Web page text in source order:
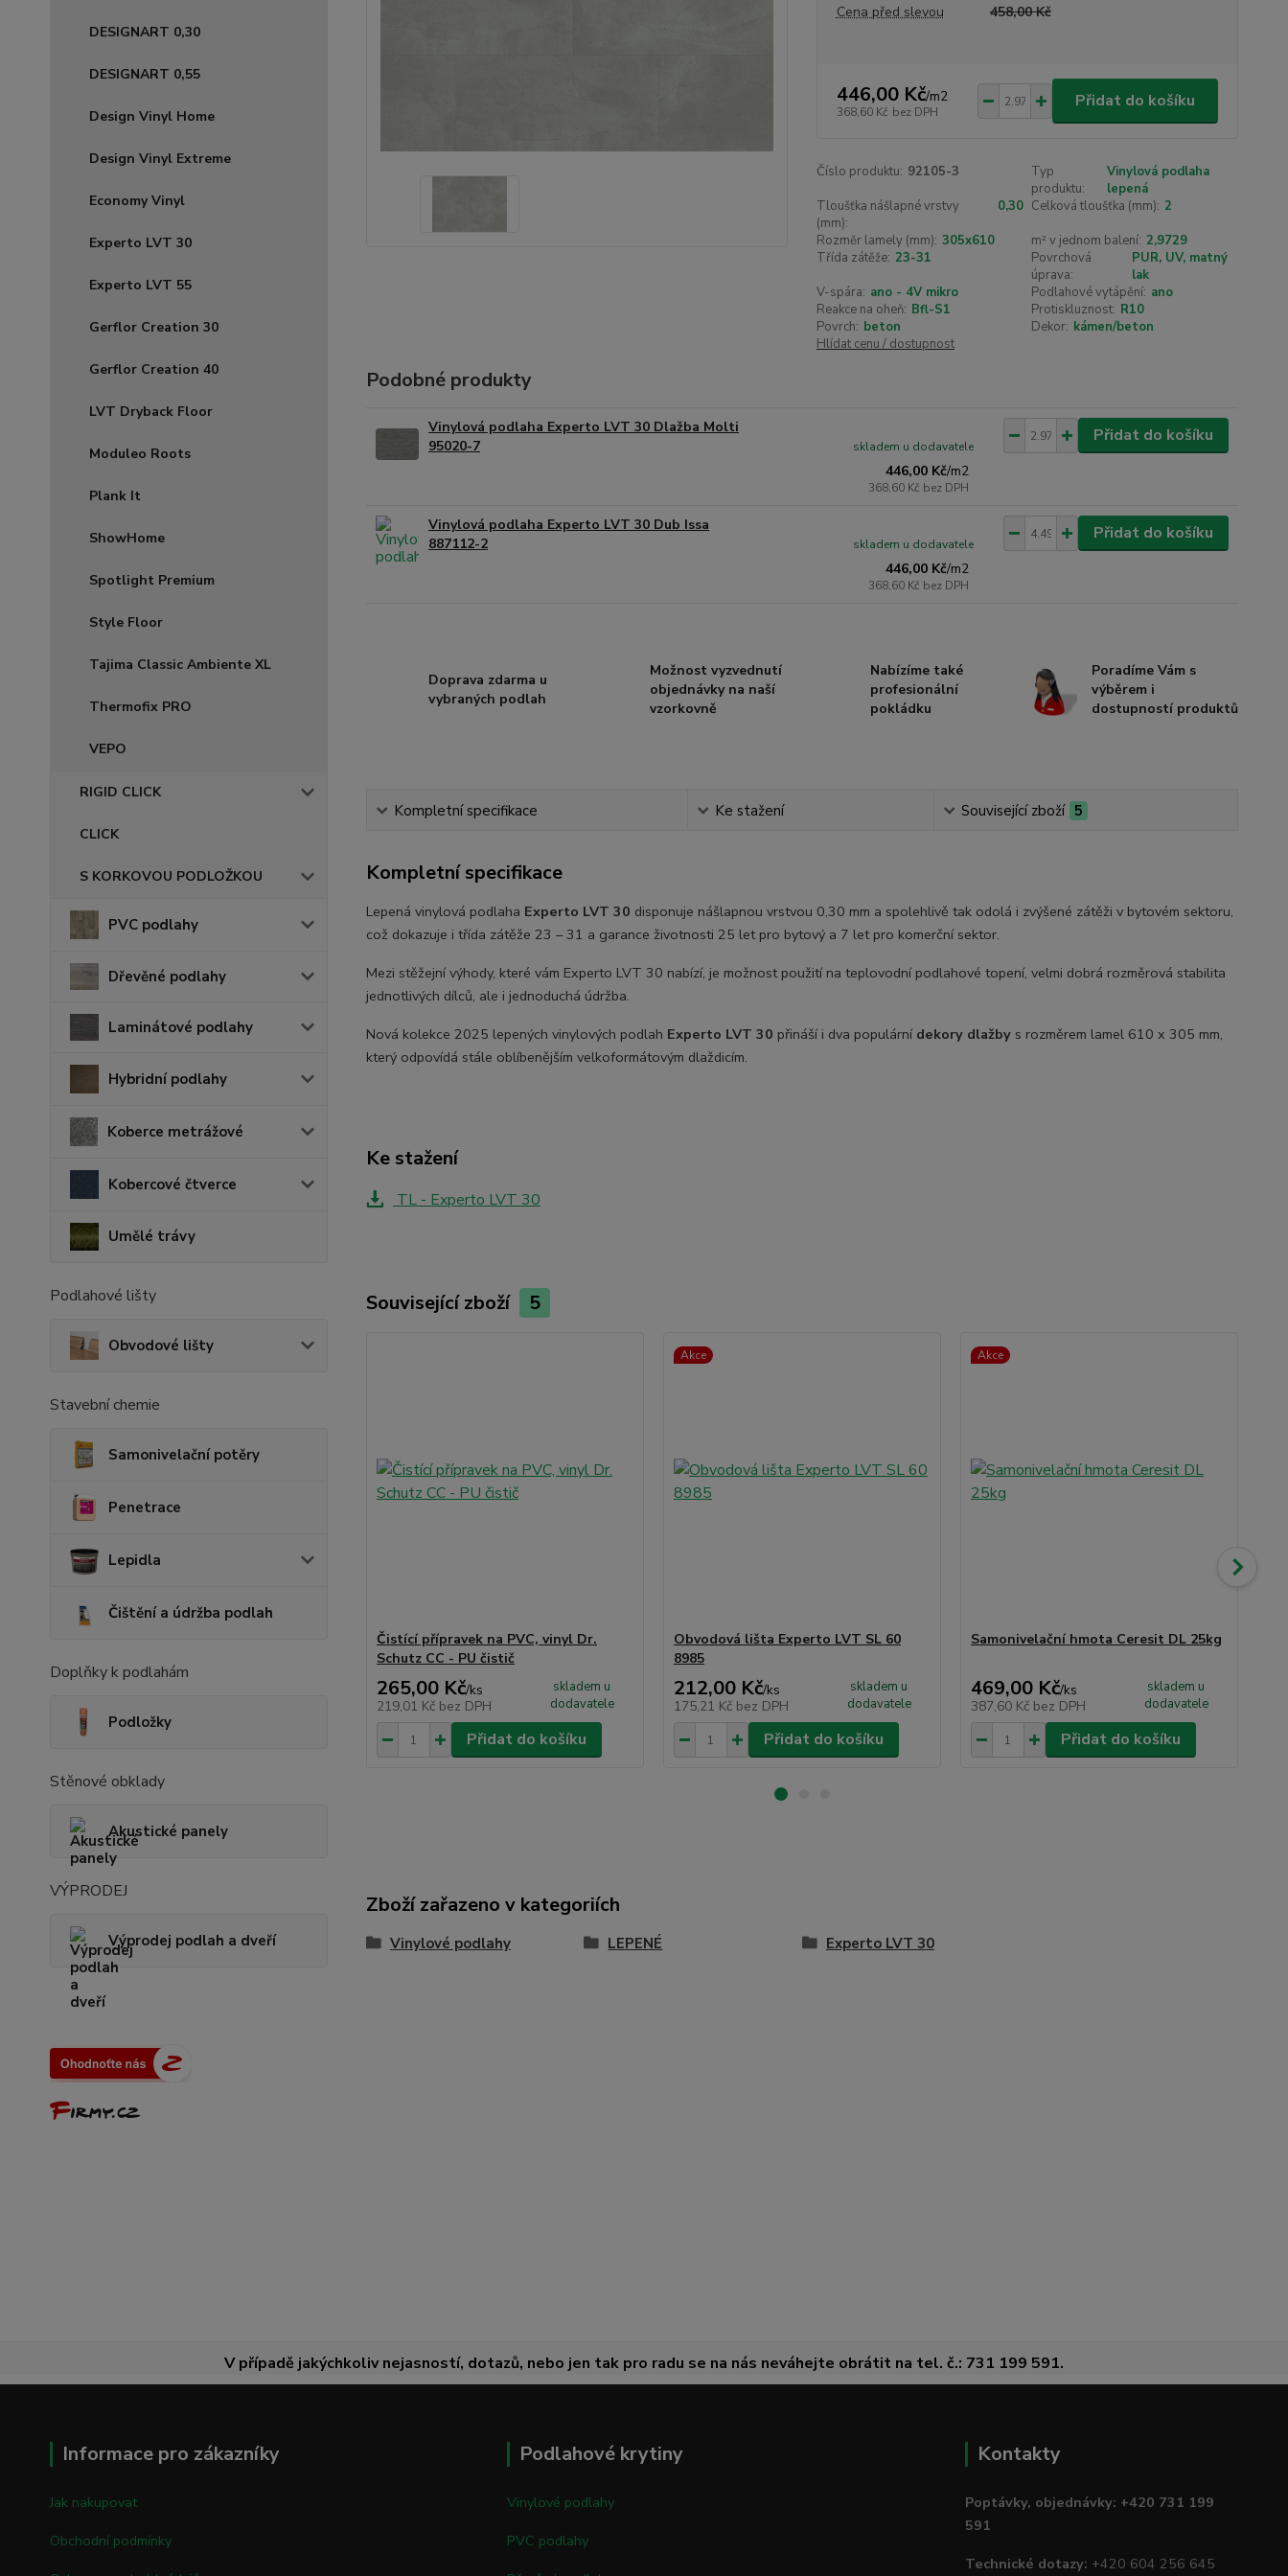
DESIGNART 0,30
DESIGNART 0,55
Design Vinyl Home
Design Vinyl Extreme
Economy Vinyl
Experto LVT 30
Experto LVT 55
Gerflor Creation 30
Gerflor Creation 40
LVT Dryback Floor
Moduleo Roots
Plank It
ShowHome
Spotlight Premium
Style Floor
Tajima Classic Ambiente XL
Thermofix PRO
VEPO
RIGID CLICK
CLICK
S KORKOVOU PODLOŽKOU
PVC podlahy
Dřevěné podlahy
Laminátové podlahy
Hybridní podlahy
Koberce metrážové
Kobercové čtverce
Umělé trávy
Podlahové lišty
Obvodové lišty
Stavební chemie
Samonivelační potěry
Penetrace
Lepidla
Čištění a údržba podlah
Doplňky k podlahám
Podložky
Stěnové obklady
Akustické panely
VÝPRODEJ
Výprodej podlah a dveří
Cena před slevou
458,00 Kč
446,00 Kč/m2
368,60 Kč bez DPH
Přidat do košíku
Číslo produktu: 92105-3
Typ
produktu:
Vinylová podlaha
lepená
Tloušťka nášlapné vrstvy
(mm):
0,30 Celková tloušťka (mm): 2
Rozměr lamely (mm): 305x610 m² v jednom balení: 2,9729
Třída zátěže: 23-31
Povrchová
úprava:
PUR, UV, matný
lak
V-spára: ano - 4V mikro Podlahové vytápění: ano
Reakce na oheň: Bfl-S1 Protiskluznost: R10
Povrch: beton Dekor: kámen/beton
Hlídat cenu / dostupnost
Podobné produkty
Vinylová podlaha Experto LVT 30 Dlažba Molti
95020-7
446,00 Kč/m2
368,60 Kč bez DPH
skladem u dodavatele
Přidat do košíku
Vinylová podlaha Experto LVT 30 Dub Issa
887112-2
446,00 Kč/m2
368,60 Kč bez DPH
skladem u dodavatele
Přidat do košíku
Doprava zdarma u
vybraných podlah
Možnost vyzvednutí
objednávky na naší
vzorkovně
Nabízíme také
profesionální
pokládku
Poradíme Vám s
výběrem i
dostupností produktů
Kompletní specifikace Ke stažení Související zboží 5
Kompletní specifikace
Lepená vinylová podlaha Experto LVT 30 disponuje nášlapnou vrstvou 0,30 mm a spolehlivě tak odolá i zvýšené zátěži v bytovém sektoru,
což dokazuje i třída zátěže 23 – 31 a garance životnosti 25 let pro bytový a 7 let pro komerční sektor.
Mezi stěžejní výhody, které vám Experto LVT 30 nabízí, je možnost použití na teplovodní podlahové topení, velmi dobrá rozměrová stabilita
jednotlivých dílců, ale i jednoduchá údržba.
Nová kolekce 2025 lepených vinylových podlah Experto LVT 30 přináší i dva populární dekory dlažby s rozměrem lamel 610 x 305 mm,
který odpovídá stále oblíbenějším velkoformátovým dlaždicím.
Ke stažení
TL - Experto LVT 30
Související zboží 5
Čistící přípravek na PVC, vinyl Dr.
Schutz CC - PU čistič
265,00 Kč/ks
219,01 Kč bez DPH
skladem u
dodavatele
Přidat do košíku
Akce
Obvodová lišta Experto LVT SL 60
8985
212,00 Kč/ks
175,21 Kč bez DPH
skladem u
dodavatele
Přidat do košíku
Akce
Samonivelační hmota Ceresit DL 25kg
469,00 Kč/ks
387,60 Kč bez DPH
skladem u
dodavatele
Přidat do košíku
Zboží zařazeno v kategoriích
Vinylové podlahy LEPENÉ Experto LVT 30
V případě jakýchkoliv nejasností, dotazů, nebo jen tak pro radu se na nás neváhejte obrátit na tel. č.: 731 199 591.
Informace pro zákazníky
Jak nakupovat
Obchodní podmínky
Podlahové krytiny
Vinylové podlahy
PVC podlahy
Kontakty
Poptávky, objednávky: +420 731 199
591
Technické dotazy: +420 604 256 645